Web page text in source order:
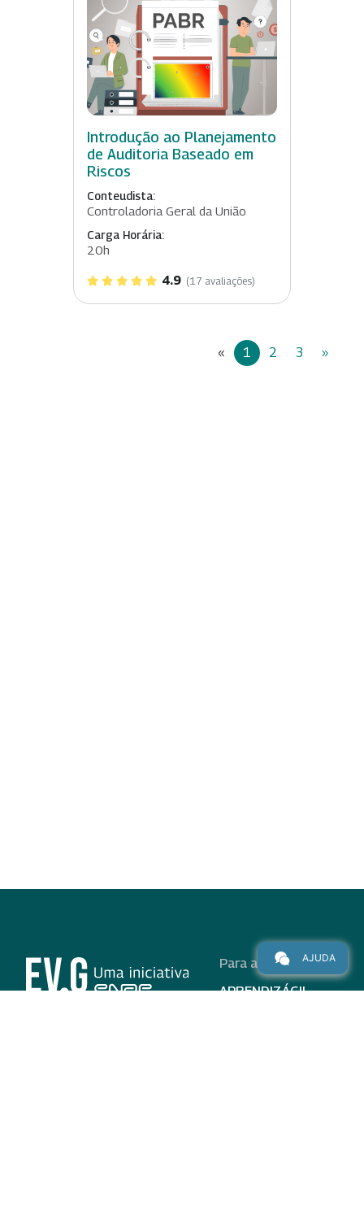
Introdução ao Planejamento
de Auditoria Baseado em
Riscos
Conteudista:
Controladoria Geral da União
Carga Horária:
20h
4.9 (17 avaliações)
« 1 2 3 »
Para alunos
APRENDIZÁGIL
AJUDA